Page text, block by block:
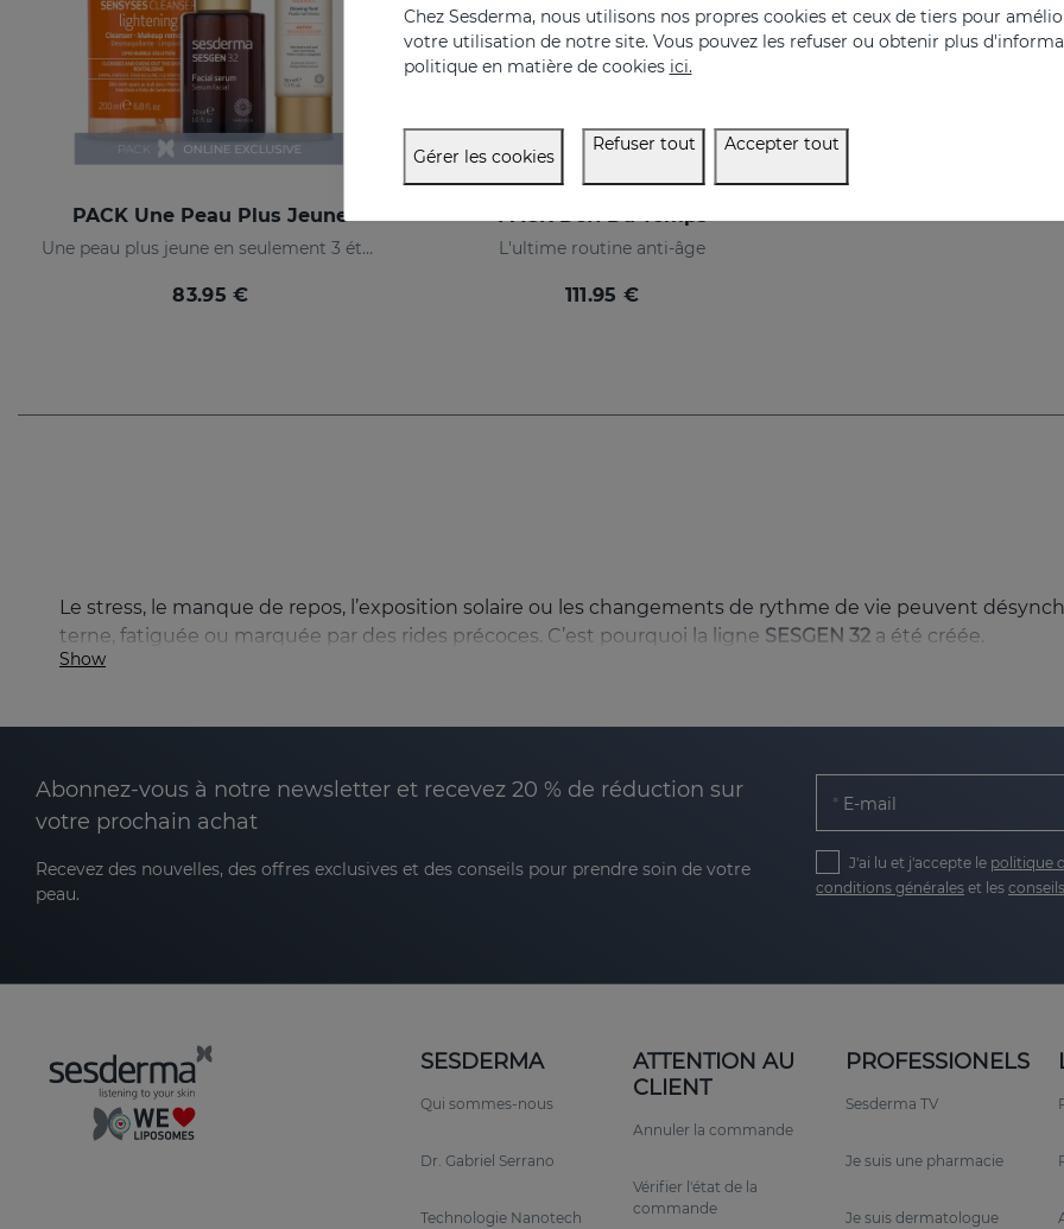
PACK Une Peau Plus Jeune
Une peau plus jeune en seulement 3 étapes
83.95 €
L'ultime routine anti-âge
111.95 €
Le stress, le manque de repos, l’exposition solaire ou les changements de rythme de vie peuvent
terne, fatiguée ou marquée par des rides précoces. C’est pourquoi la ligne SESGEN 32 a été créée.
Show
Abonnez-vous à notre newsletter et recevez 20 % de réduction sur
votre prochain achat
Recevez des nouvelles, des offres exclusives et des conseils pour prendre soin de votre
peau.
E-mail
J'ai lu et j'accepte le politique
conditions générales et les
SESDERMA
Qui sommes-nous
Dr. Gabriel Serrano
Technologie Nanotech
ATTENTION AU
CLIENT
Annuler la commande
Vérifier l'état de la
commande
PROFESSIONELS
Sesderma TV
Je suis une pharmacie
Je suis dermatologue
Chez Sesderma, nous utilisons nos propres cookies et ceux de tiers pour
votre utilisation de notre site. Vous pouvez les refuser ou obtenir plus
politique en matière de cookies ici.
Gérer les cookies
Refuser tout Accepter tout